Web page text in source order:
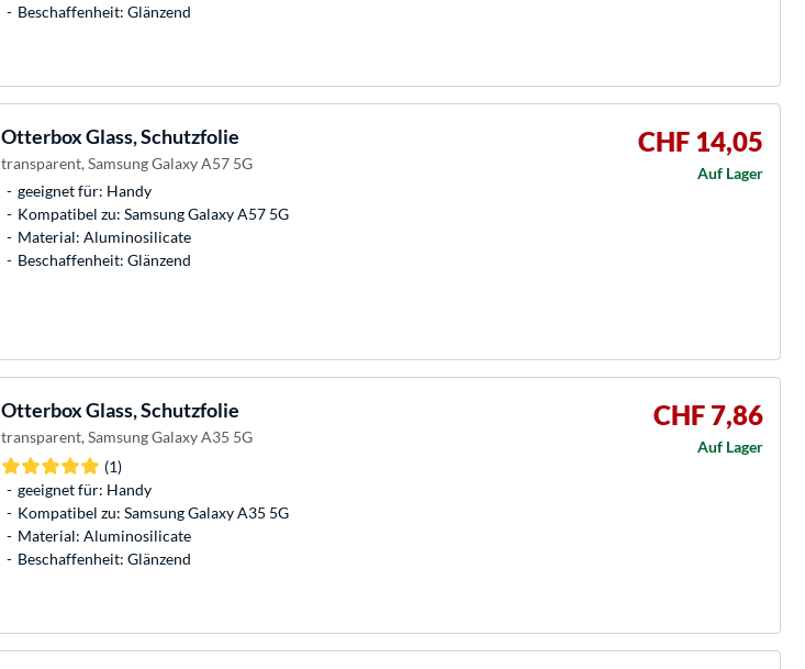
Beschaffenheit: Glänzend
OtterboxGlass, Schutzfolie
transparent, Samsung Galaxy A57 5G
geeignet für: Handy
Kompatibel zu: Samsung Galaxy A57 5G
Material: Aluminosilicate
Beschaffenheit: Glänzend
CHF 14,05
Auf Lager
OtterboxGlass, Schutzfolie
transparent, Samsung Galaxy A35 5G
(1)
geeignet für: Handy
Kompatibel zu: Samsung Galaxy A35 5G
Material: Aluminosilicate
Beschaffenheit: Glänzend
CHF 7,86
Auf Lager